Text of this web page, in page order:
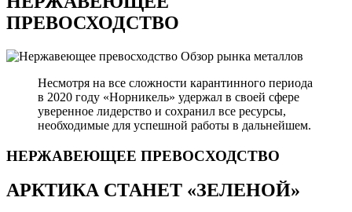
ПРЕВОСХОДСТВО
Обзор рынка металлов
Несмотря на все сложности карантинного периода
в 2020 году «Норникель» удержал в своей сфере
уверенное лидерство и сохранил все ресурсы,
необходимые для успешной работы в дальнейшем.
НЕРЖАВЕЮЩЕЕ ПРЕВОСХОДСТВО
АРКТИКА СТАНЕТ «ЗЕЛЕНОЙ»